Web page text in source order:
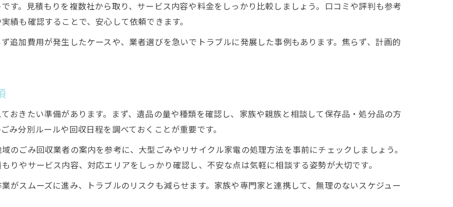
遺品整理で危険物を安全に処分するには
姫路市の遺品整理で特殊廃棄物に対応する方法
精神的負担を減らす遺品整理の進め方
遺品整理を家族で乗り越える支援方法
遺品整理のストレスを減らす段取り術
遺品整理で捨ててはいけない物と選び方
遺品整理で残すべき物の見極め方
捨ててはいけない遺品の判断基準とは
す。見積もりを複数社から取り、サービス内容や料金をしっかり比較しましょう。口コミや評判も参考
績も確認することで、安心して依頼できます。
追加費用が発生したケースや、業者選びを急いでトラブルに発展した事例もあります。焦らず、計画的
おきたい準備があります。まず、遺品の量や種類を確認し、家族や親族と相談して保存品・処分品の方
み分別ルールや回収日程を調べておくことが重要です。
のごみ回収業者の案内を参考に、大型ごみやリサイクル家電の処理方法を事前にチェックしましょう。
りやサービス内容、対応エリアをしっかり確認し、不安な点は気軽に相談する姿勢が大切です。
がスムーズに進み、トラブルのリスクも減らせます。家族や専門家と連携して、無理のないスケジュー